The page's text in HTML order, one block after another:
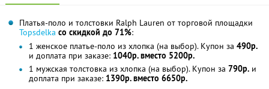
Платья-поло и толстовки Ralph Lauren от торговой площадки
Topsdelka со скидкой до 71%:
1 женское платье-поло из хлопка (на выбор). Купон за 490р.
и доплата при заказе: 1040р. вместо 5200р.
1 мужская толстовка из хлопка (на выбор). Купон за 790р. и
доплата при заказе: 1390р. вместо 6650р.